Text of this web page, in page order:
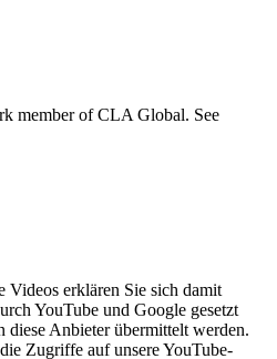
member of CLA Global. See
Videos erklären Sie sich damit
YouTube und Google gesetzt
diese Anbieter übermittelt werden.
Zugriffe auf unsere YouTube-